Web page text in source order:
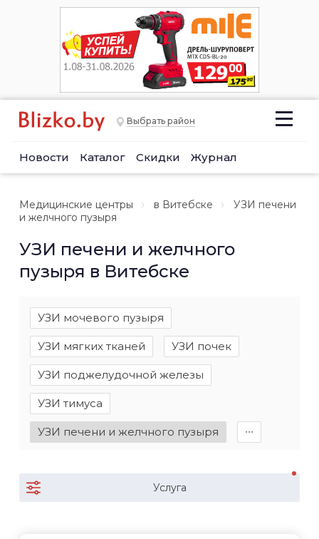
Выбрать район
Новости Каталог Скидки Журнал
Медицинские центры в Витебске
УЗИ печени
и желчного пузыря
УЗИ печени и желчного
пузыря в Витебске
УЗИ мочевого пузыря
УЗИ мягких тканей УЗИ почек
УЗИ поджелудочной железы
УЗИ тимуса
УЗИ печени и желчного пузыря ∙∙∙
Услуга